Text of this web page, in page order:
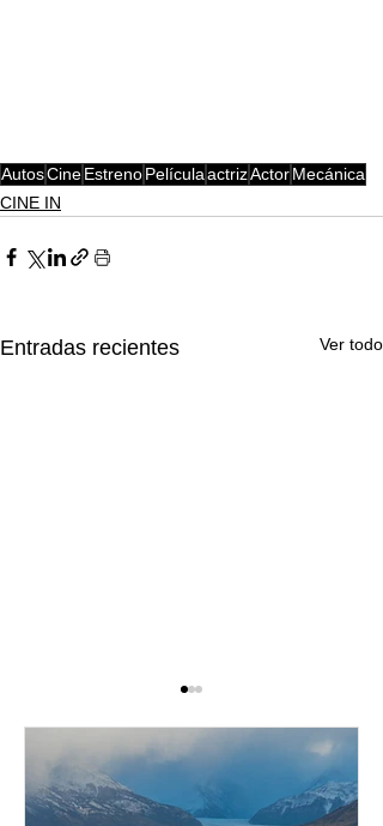
AutosCineEstrenoPelículaactrizActorMecánica
CINE IN
Entradas recientes Ver todo